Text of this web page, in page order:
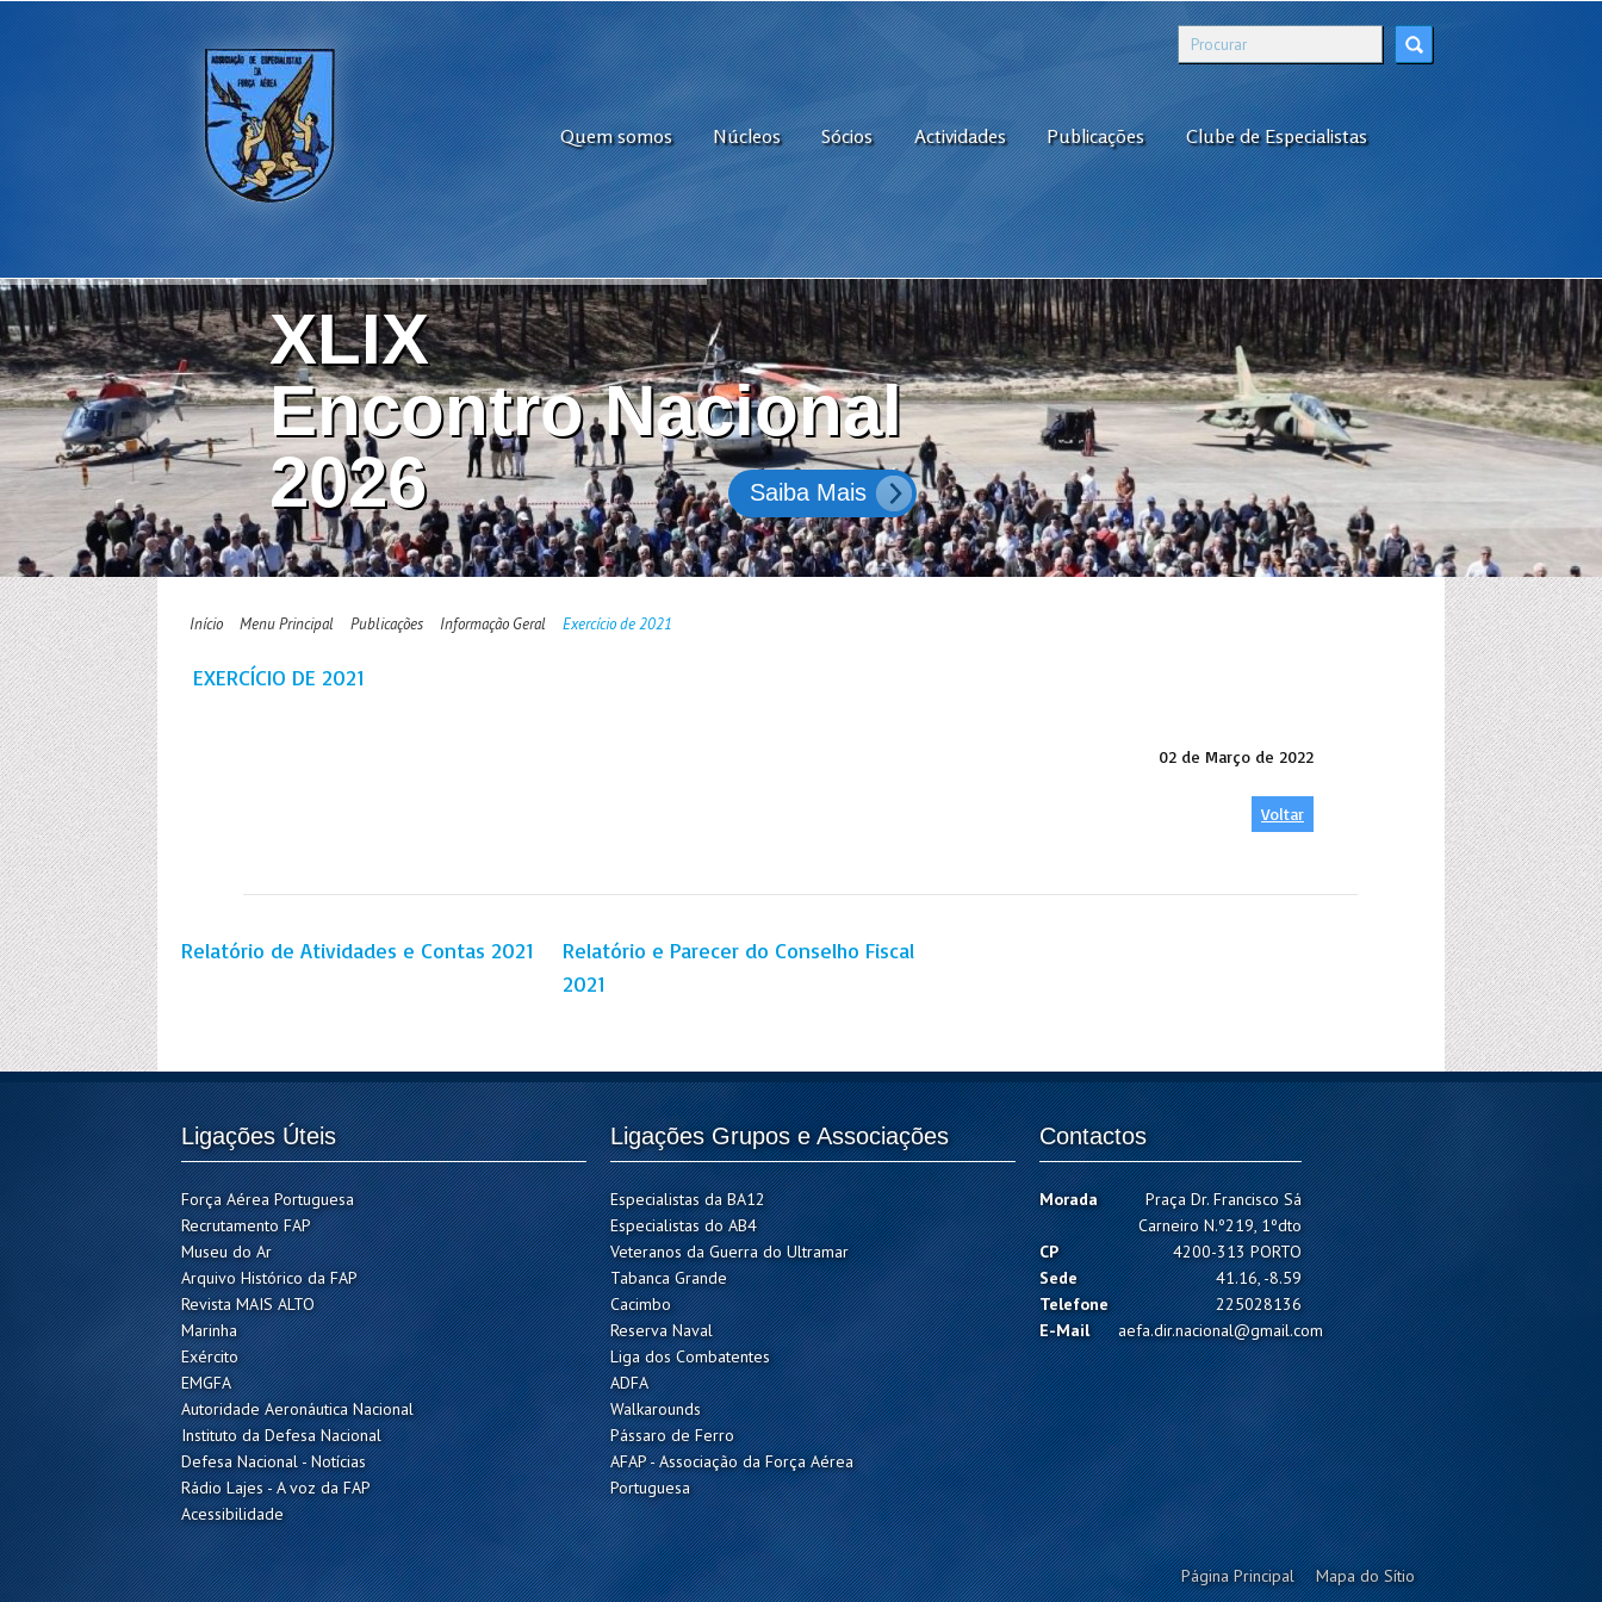
Quem somos Núcleos Sócios Actividades Publicações Clube de Especialistas
XLIX
Encontro Nacional
2026
Saiba Mais
Início Menu Principal Publicações Informação Geral Exercício de 2021
EXERCÍCIO DE 2021
02 de Março de 2022
Voltar
Relatório de Atividades e Contas 2021
Relatório e Parecer do Conselho Fiscal
2021
Ligações Úteis
Força Aérea Portuguesa
Recrutamento FAP
Museu do Ar
Arquivo Histórico da FAP
Revista MAIS ALTO
Marinha
Exército
EMGFA
Autoridade Aeronáutica Nacional
Instituto da Defesa Nacional
Defesa Nacional - Notícias
Rádio Lajes - A voz da FAP
Acessibilidade
Ligações Grupos e Associações
Especialistas da BA12
Especialistas do AB4
Veteranos da Guerra do Ultramar
Tabanca Grande
Cacimbo
Reserva Naval
Liga dos Combatentes
ADFA
Walkarounds
Pássaro de Ferro
AFAP - Associação da Força Aérea
Portuguesa
Contactos
Morada
Praça Dr. Francisco Sá
Carneiro N.º219, 1ºdto
CP
4200-313 PORTO
Sede
41.16, -8.59
Telefone
225028136
E-Mail
aefa.dir.nacional@gmail.com
Página Principal Mapa do Sítio